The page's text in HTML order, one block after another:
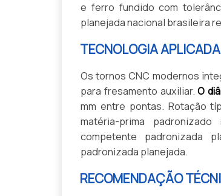
e ferro fundido com
planejada nacional brasileira
TECNOLOGIA APLICADA
Os tornos CNC modernos
para fresamento auxiliar.O
mm entre pontas. Rotação
matéria-prima
competente padronizada
padronizada planejada.
RECOMENDAÇÃO